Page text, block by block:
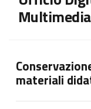
Multimedia
materiali